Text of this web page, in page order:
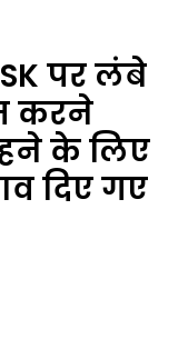
पर लंबे
करने
के लिए
दिए गए